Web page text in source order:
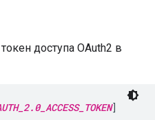
доступа OAuth2 в
]